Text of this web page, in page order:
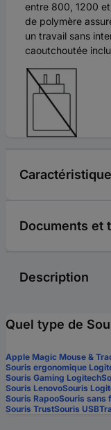
entre 800, 1200
de polymère
un travail sans
caoutchoutée
Documents et
Description
Quel type de
Apple Magic Mouse &
Souris ergonomique
Souris Gaming Logitech
Souris LenovoSouris
Souris RapooSouris sans
Souris TrustSouris USB